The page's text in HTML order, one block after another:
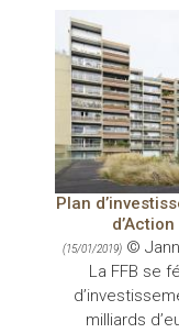
Plan
(15/01/2019)©
La FFB se
milliards